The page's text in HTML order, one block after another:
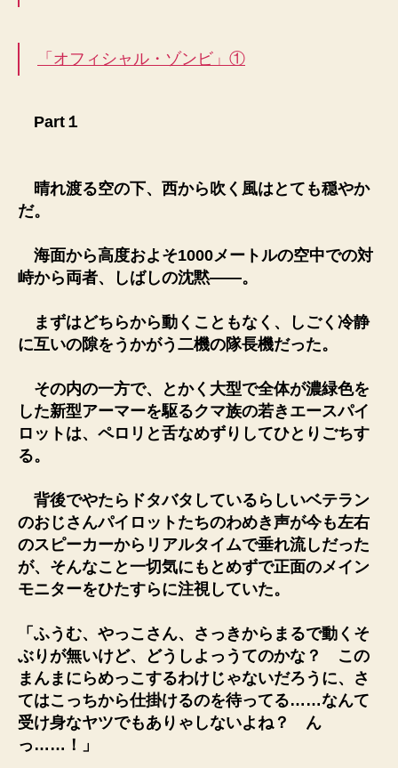
「オフィシャル・ゾンビ」①
Part１
晴れ渡る空の下、西から吹く風はとても穏やか
だ。
海面から高度およそ1000メートルの空中での対
峙から両者、しばしの沈黙――。
まずはどちらから動くこともなく、しごく冷静
に互いの隙をうかがう二機の隊長機だった。
その内の一方で、とかく大型で全体が濃緑色を
した新型アーマーを駆るクマ族の若きエースパイ
ロットは、ペロリと舌なめずりしてひとりごちす
る。
背後でやたらドタバタしているらしいベテラン
のおじさんパイロットたちのわめき声が今も左右
のスピーカーからリアルタイムで垂れ流しだった
が、そんなこと一切気にもとめずで正面のメイン
モニターをひたすらに注視していた。
「ふうむ、やっこさん、さっきからまるで動くそ
ぶりが無いけど、どうしよっうてのかな？ この
まんまにらめっこするわけじゃないだろうに、さ
てはこっちから仕掛けるのを待ってる……なんて
受け身なヤツでもありゃしないよね？ ん
っ……！」